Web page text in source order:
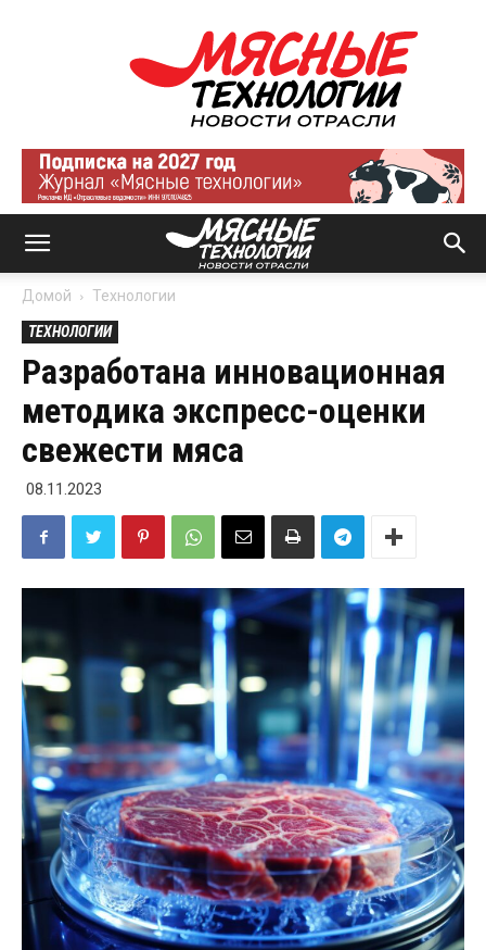
Мясные
технологии
|
Новости
отрасли
Домой Технологии
ТЕХНОЛОГИИ
Разработана инновационная
методика экспресс-оценки
свежести мяса
08.11.2023